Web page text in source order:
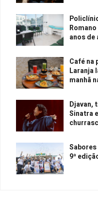
anos de
Café na
Laranja
manhã
Djavan,
Sinatra
Sabores
9ª